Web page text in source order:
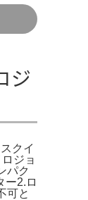
ジ
クイ
ジョ
パク
ー2.ロ
可と